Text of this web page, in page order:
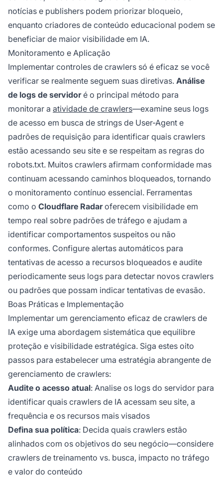
notícias e publishers podem priorizar bloqueio,
enquanto criadores de conteúdo educacional podem se
beneficiar de maior visibilidade em IA.
Monitoramento e Aplicação
Implementar controles de crawlers só é eficaz se você
verificar se realmente seguem suas diretivas. Análise
de logs de servidoré o principal método para
monitorar a atividade de crawlers—examine seus logs
de acesso em busca de strings de User-Agent e
padrões de requisição para identificar quais crawlers
estão acessando seu site e se respeitam as regras do
robots.txt. Muitos crawlers afirmam conformidade mas
continuam acessando caminhos bloqueados, tornando
o monitoramento contínuo essencial. Ferramentas
como o Cloudflare Radaroferecem visibilidade em
tempo real sobre padrões de tráfego e ajudam a
identificar comportamentos suspeitos ou não
conformes. Configure alertas automáticos para
tentativas de acesso a recursos bloqueados e audite
periodicamente seus logs para detectar novos crawlers
ou padrões que possam indicar tentativas de evasão.
Boas Práticas e Implementação
Implementar um gerenciamento eficaz de crawlers de
IA exige uma abordagem sistemática que equilibre
proteção e visibilidade estratégica. Siga estes oito
passos para estabelecer uma estratégia abrangente de
gerenciamento de crawlers:
Audite o acesso atual: Analise os logs do servidor para
identificar quais crawlers de IA acessam seu site, a
frequência e os recursos mais visados
Defina sua política: Decida quais crawlers estão
alinhados com os objetivos do seu negócio—considere
crawlers de treinamento vs. busca, impacto no tráfego
e valor do conteúdo